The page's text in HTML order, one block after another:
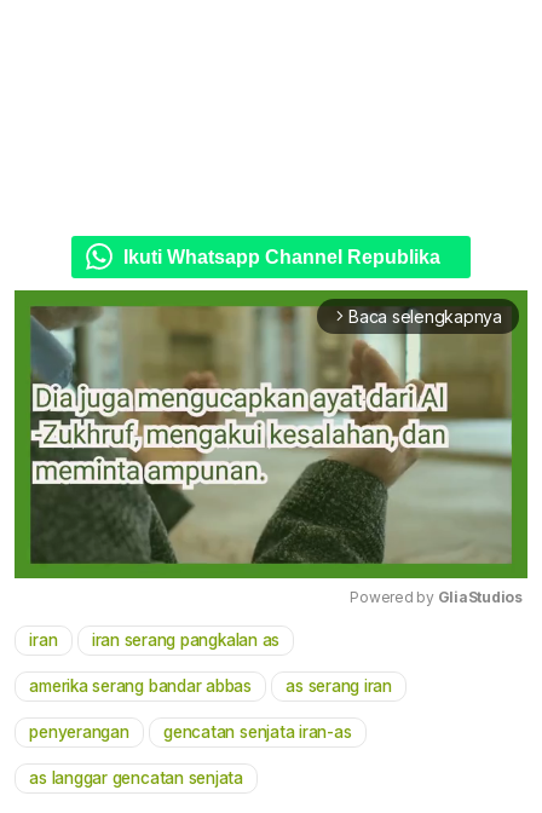
Ikuti Whatsapp Channel Republika
arrow_forward_ios Baca selengkapnya
Powered by GliaStudios
iran iran serang pangkalan as
amerika serang bandar abbas as serang iran
penyerangan gencatan senjata iran-as
as langgar gencatan senjata